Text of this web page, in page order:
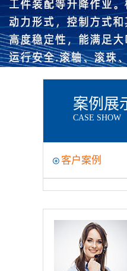
案例展
CASE SHOW
客户案例